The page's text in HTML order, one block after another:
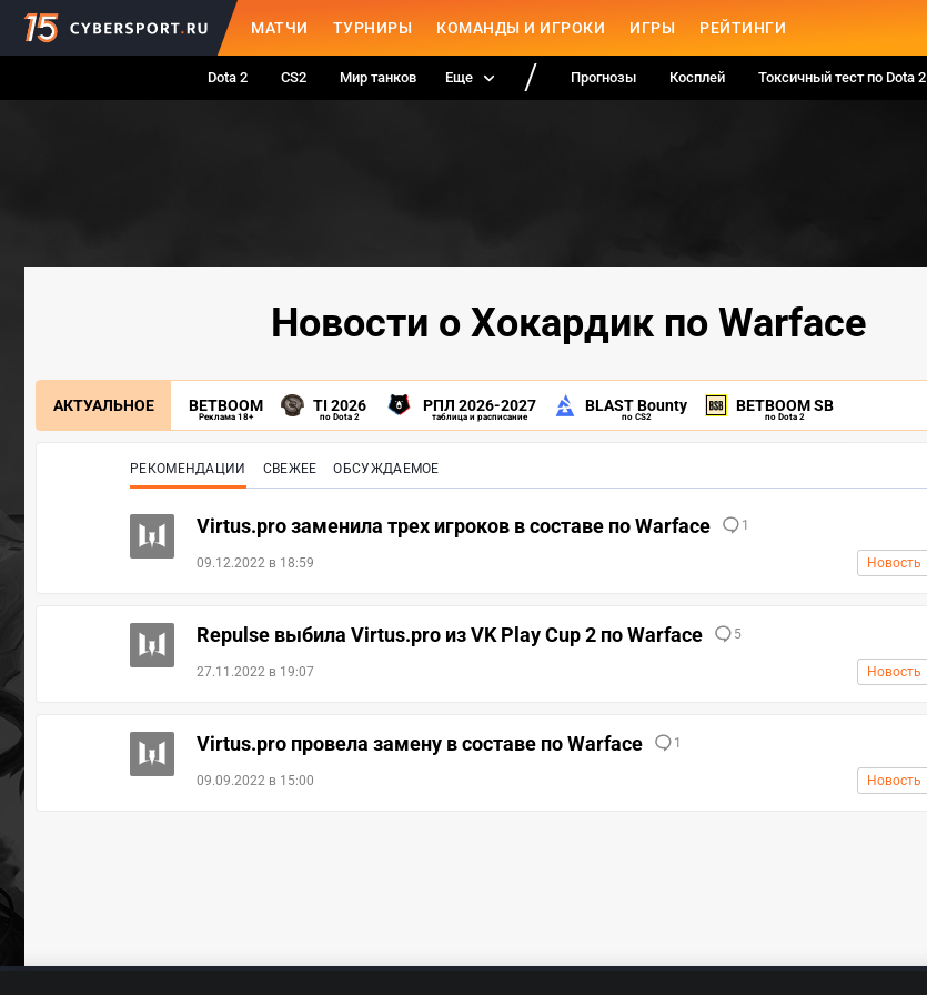
МАТЧИ ТУРНИРЫ КОМАНДЫ И ИГРОКИ ИГРЫ РЕЙТИНГИ
Dota 2 CS2 Мир танков Еще Прогнозы Косплей Токсичный тест по Dota 2
Новости о Хокардик по Warface
АКТУАЛЬНОЕ BETBOOM
Реклама 18+
TI 2026
по Dota 2
РПЛ 2026-2027
таблица и расписание
BLAST Bounty
по CS2
BETBOOM SB
по Dota 2
РЕКОМЕНДАЦИИ СВЕЖЕЕ ОБСУЖДАЕМОЕ
Virtus.pro заменила трех игроков в составе по Warface 1
09.12.2022 в 18:59 Новость
Repulse выбила Virtus.pro из VK Play Cup 2 по Warface 5
27.11.2022 в 19:07 Новость
Virtus.pro провела замену в составе по Warface 1
09.09.2022 в 15:00 Новость